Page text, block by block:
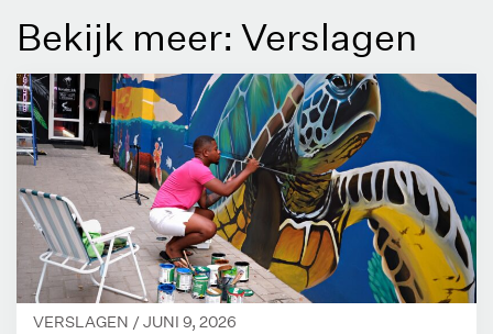
Bekijk meer: Verslagen
VERSLAGEN /JUNI 9, 2026